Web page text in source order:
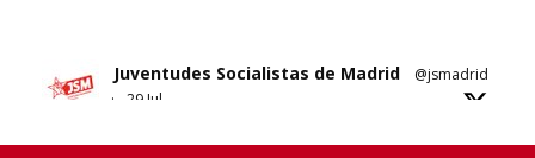
Juventudes Socialistas de Madrid
@jsmadrid
·
29 Jul